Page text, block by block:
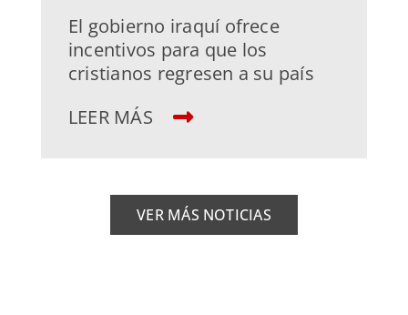
El gobierno iraquí ofrece
incentivos para que los
cristianos regresen a su país
LEER MÁS
VER MÁS NOTICIAS